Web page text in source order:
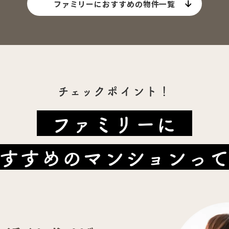
ファミリーにおすすめの物件一覧
チェックポイント！
ファミリーに
すめのマンションっ